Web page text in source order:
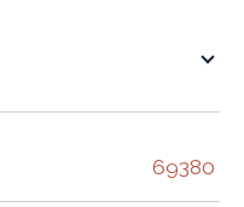
TRAD_ZEPHYR_Valeurs
69380